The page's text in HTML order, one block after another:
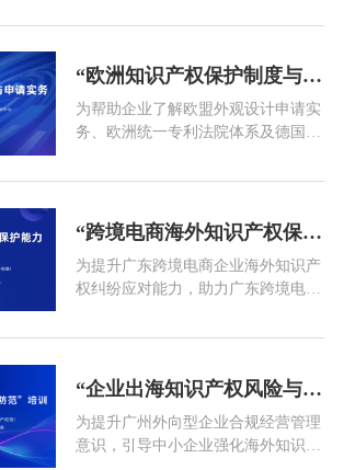
权保护意识与能力，推动广州海外知
识产权维权援助工作做深、做实，助
力广州外向型经济高质量发展，在广
州市市场监督管理局（知识产权局）
“欧洲知识产权保护制度与申请实务”培训活动通知
为帮助企业了解欧盟外观设计申请实
务、欧洲统一专利法院体系及德国法
应对能力，助力企业更好地发展海外
东分中心将联合广东省海外知识产权
保护促进会举办“欧洲知识产权保护
制度与申请实务”培训活动，具体如
下。 “1组织单位主办单位
“跨境电商海外知识产权保护能力提升培训”线下活动通知
为提升广东跨境电商企业海外知识产
权纠纷应对能力，助力广东跨境电商
管理局（知识产权局）的指导下，广
跨境电商海外知识产权保护能力提升
培训。培训通知如下： “1组织单位指
导单位：广东省市场监督管理局（知
识
“企业出海知识产权风险与防范培训”线下活动通知
为提升广州外向型企业合规经营管理
意识，引导中小企业强化海外知识产